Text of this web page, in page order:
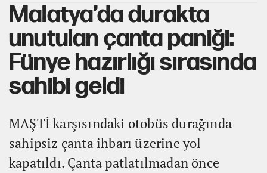
Malatya’da durakta
unutulan çanta paniği:
Fünye hazırlığı sırasında
sahibi geldi
MAŞTİ karşısındaki otobüs durağında
sahipsiz çanta ihbarı üzerine yol
kapatıldı. Çanta patlatılmadan önce